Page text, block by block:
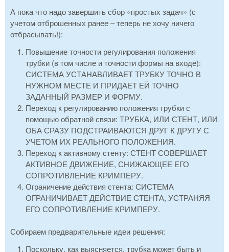
А пока что надо завершить сбор «простых задач» (с
учетом отброшенных ранее – теперь не хочу ничего
отбрасывать!):
Повышение точности регулирования положения
трубки (в том числе и точности формы на входе):
СИСТЕМА УСТАНАВЛИВАЕТ ТРУБКУ ТОЧНО В
НУЖНОМ МЕСТЕ И ПРИДАЕТ ЕЙ ТОЧНО
ЗАДАННЫЙ РАЗМЕР И ФОРМУ.
Переход к регулированию положения трубки с
помощью обратной связи: ТРУБКА, ИЛИ СТЕНТ, ИЛИ
ОБА СРАЗУ ПОДСТРАИВАЮТСЯ ДРУГ К ДРУГУ С
УЧЕТОМ ИХ РЕАЛЬНОГО ПОЛОЖЕНИЯ.
Переход к активному стенту: СТЕНТ СОВЕРШАЕТ
АКТИВНОЕ ДВИЖЕНИЕ, СНИЖАЮЩЕЕ ЕГО
СОПРОТИВЛЕНИЕ КРИМПЕРУ.
Ограничение действия стента: СИСТЕМА
ОГРАНИЧИВАЕТ ДЕЙСТВИЕ СТЕНТА, УСТРАНЯЯ
ЕГО СОПРОТИВЛЕНИЕ КРИМПЕРУ.
Собираем предварительные идеи решения:
Поскольку, как выясняется, трубка может быть и